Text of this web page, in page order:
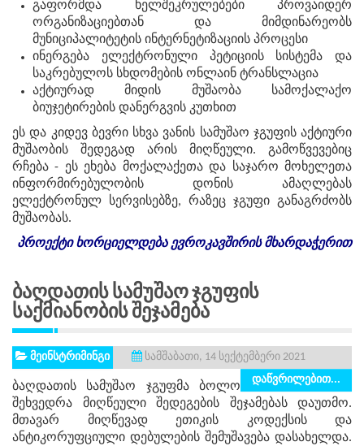
გაფორმდა ხელშეკრულებები პროვაიდერ
ორგანიზაციებთან და მიმდინარეობს
მუნიციპალიტეტის ინტერნეტიზაციის პროცესი
ინერგება ელექტრონული პეტიციის სისტემა და
საკრებულოს სხდომების ონლაინ ტრანსლაცია
აქტიურად მიდის მუშაობა სამოქალაქო
ბიუჯეტირების დანერგვის კუთხით
ეს და კიდევ ბევრი სხვა ვანის სამუშაო ჯგუფის აქტიური
მუშაობის შედეგად არის მიღწეული. გამოწვევებიც
რჩება - ეს ეხება მოქალაქეთა და საჯარო მოხელეთა
ინფორმირებულობის დონის ამაღლებას
ელექტრონულ სერვისებზე, რაზეც ჯგუფი განაგრძობს
მუშაობას.
პროექტი ხორციელდება ევროკავშირის მხარდაჭერით
Ბაღდათის Სამუშაო Ჯგუფის
Საქმიანობის Შეჯამება
მეინსტრიმინგი
სამშაბათი, 14 სექტემბერი 2021
დაწვრილებით...
ბაღდათის სამუშაო ჯგუფმა ბოლო
შეხვედრა მიღწეული შედეგების შეჯამებას დაუთმო.
მთავარ მიღწევად ეთიკის კოდექსის და
ანტიკორუფციული დებულების შემუშავება დასახელდა.